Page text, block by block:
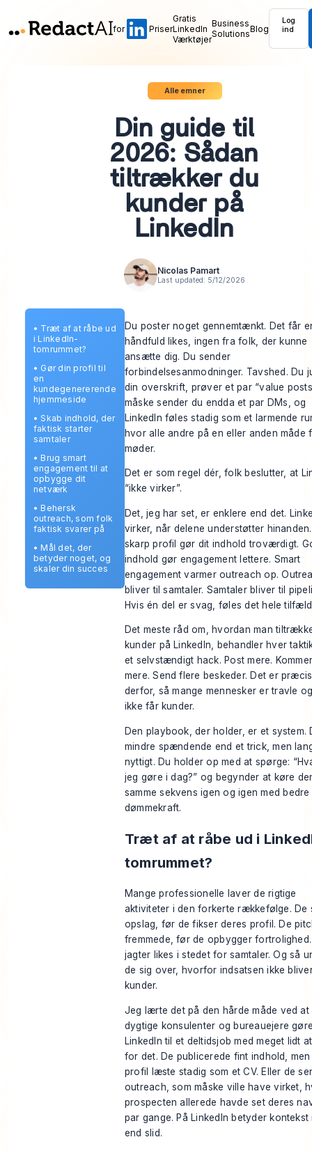
for Priser
Gratis
LinkedIn
Værktøjer
Business
SolutionsBlog
Log
ind
Alle emner
Din guide til
2026: Sådan
tiltrækker du
kunder på
LinkedIn
Nicolas Pamart
Last updated: 5/12/2026
• Træt af at råbe ud
i LinkedIn-
tomrummet?
• Gør din profil til
en
kundegenererende
hjemmeside
•Skab indhold, der
faktisk starter
samtaler
• Brug smart
engagement til at
opbygge dit
netværk
• Behersk
outreach, som folk
faktisk svarer på
• Mål det, der
betyder noget, og
skaler din succes
Du poster noget gennemtænkt. Det får
håndfuld likes, ingen fra folk, der kunne
ansætte dig. Du sender
forbindelsesanmodninger. Tavshed. Du
din overskrift, prøver et par “value
måske sender du endda et par DMs, og
LinkedIn føles stadig som et larmende
hvor alle andre på en eller anden måde
møder.
Det er som regel dér, folk beslutter, at
“ikke virker”.
Det, jeg har set, er enklere end det.
virker, når delene understøtter
skarp profil gør dit indhold troværdigt.
indhold gør engagement lettere. Smart
engagement varmer outreach op.
bliver til samtaler. Samtaler bliver til
Hvis én del er svag, føles det hele
Det meste råd om, hvordan man
kunder på LinkedIn, behandler hver
et selvstændigt hack. Post mere.
mere. Send flere beskeder. Det er præcis
derfor, så mange mennesker er travle
ikke får kunder.
Den playbook, der holder, er et system.
mindre spændende end et trick, men
nyttigt. Du holder op med at spørge:
jeg gøre i dag?” og begynder at køre
samme sekvens igen og igen med bedre
dømmekraft.
Træt af at råbe ud i
tomrummet?
Mange professionelle laver de rigtige
aktiviteter i den forkerte rækkefølge. De
opslag, før de fikser deres profil. De
fremmede, før de opbygger
jagter likes i stedet for samtaler. Og så
de sig over, hvorfor indsatsen ikke
kunder.
Jeg lærte det på den hårde måde ved at
dygtige konsulenter og bureauejere
LinkedIn til et deltidsjob med meget lidt
for det. De publicerede fint indhold,
profil læste stadig som et CV. Eller de
outreach, som måske ville have virket,
prospecten allerede havde set deres
par gange. På LinkedIn betyder kontekst
end slid.